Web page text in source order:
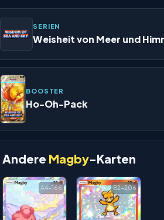
SERIEN
Weisheit von Meer und
BOOSTER
Ho-Oh-Pack
Andere Magby-Karten
A4-166 B2-206